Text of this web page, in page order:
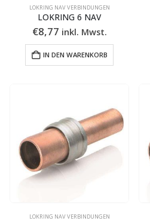
LOKRING NAV VERBINDUNGEN
LOKRING 6 NAV
€8,77 inkl. Mwst.
IN DEN WARENKORB
LOKRING NAV VERBINDUNGEN